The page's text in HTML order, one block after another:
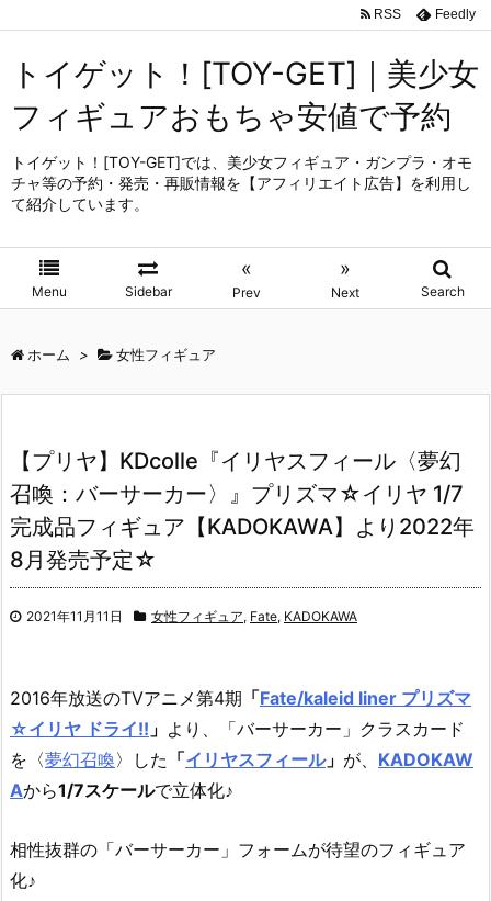
トイゲット！[TOY-GET]｜美少女
フィギュアおもちゃ安値で予約
トイゲット！[TOY-GET]では、美少女フィギュア・ガンプラ・オモ
チャ等の予約・発売・再販情報を【アフィリエイト広告】を利用し
て紹介しています。
Menu Sidebar
«
Prev
»
Next Search
RSS Feedly
ホーム > 女性フィギュア
【プリヤ】KDcolle『イリヤスフィール〈夢幻
召喚：バーサーカー〉』プリズマ☆イリヤ 1/7
完成品フィギュア【KADOKAWA】より2022年
8月発売予定☆
2021年11月11日 女性フィギュア, Fate, KADOKAWA
2016年放送のTVアニメ第4期 「Fate/kaleid liner プリズマ
☆イリヤ ドライ!! 」 より、「バーサーカー」クラスカード
を〈夢幻召喚〉した 「イリヤスフィール」 が、 KADOKAW
Aから1/7スケールで立体化♪
相性抜群の「バーサーカー」フォームが待望のフィギュア
化♪